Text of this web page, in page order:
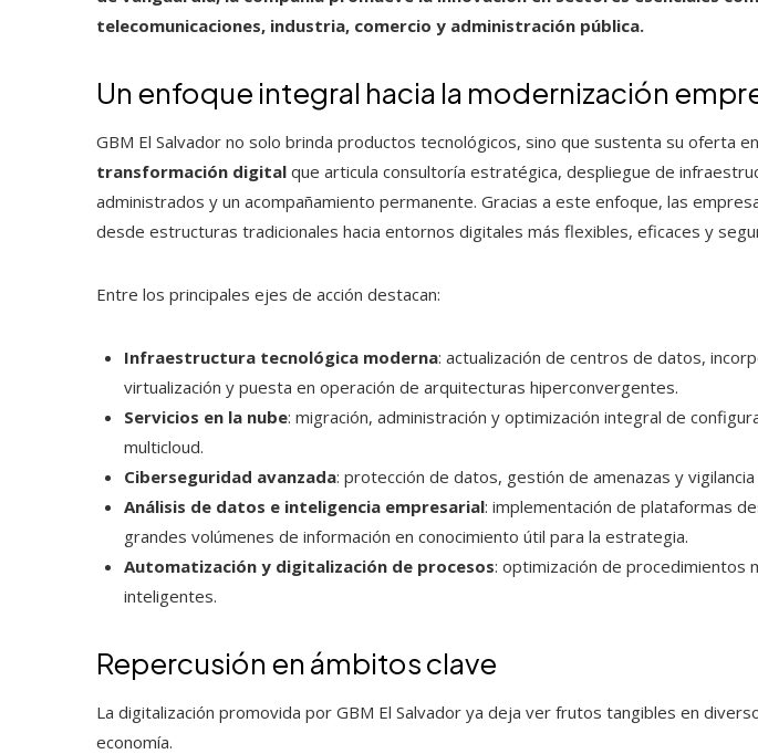
telecomunicaciones, industria, comercio y administración pública.
Un enfoque integral hacia la modernización
GBM El Salvador no solo brinda productos tecnológicos, sino que sustenta su oferta
transformación digital que articula consultoría estratégica, despliegue de
administrados y un acompañamiento permanente. Gracias a este enfoque, las
desde estructuras tradicionales hacia entornos digitales más flexibles, eficaces y
Entre los principales ejes de acción destacan:
Infraestructura tecnológica moderna: actualización de centros de datos,
virtualización y puesta en operación de arquitecturas hiperconvergentes.
Servicios en la nube: migración, administración y optimización integral de
multicloud.
Ciberseguridad avanzada: protección de datos, gestión de amenazas y
Análisis de datos e inteligencia empresarial: implementación de plataformas
grandes volúmenes de información en conocimiento útil para la estrategia.
Automatización y digitalización de procesos: optimización de procedimientos
inteligentes.
Repercusión en ámbitos clave
La digitalización promovida por GBM El Salvador ya deja ver frutos tangibles en
economía.